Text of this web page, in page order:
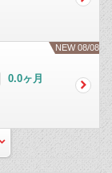
NEW 08/08
0.0ヶ月